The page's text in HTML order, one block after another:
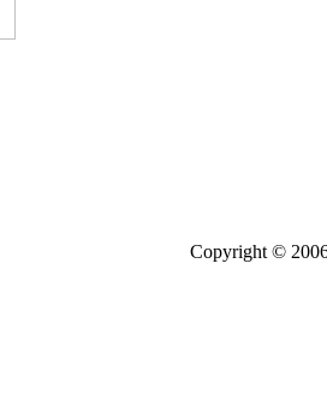
Copyright ©